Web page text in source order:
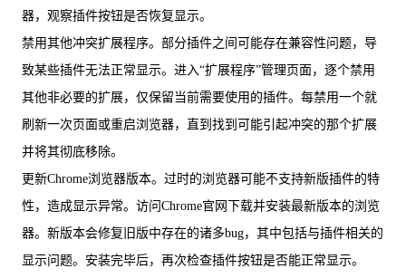
器，观察插件按钮是否恢复显示。
禁用其他冲突扩展程序。部分插件之间可能存在兼容性问题，导
致某些插件无法正常显示。进入“扩展程序”管理页面，逐个禁用
其他非必要的扩展，仅保留当前需要使用的插件。每禁用一个就
刷新一次页面或重启浏览器，直到找到可能引起冲突的那个扩展
并将其彻底移除。
更新Chrome浏览器版本。过时的浏览器可能不支持新版插件的特
性，造成显示异常。访问Chrome官网下载并安装最新版本的浏览
器。新版本会修复旧版中存在的诸多bug，其中包括与插件相关的
显示问题。安装完毕后，再次检查插件按钮是否能正常显示。